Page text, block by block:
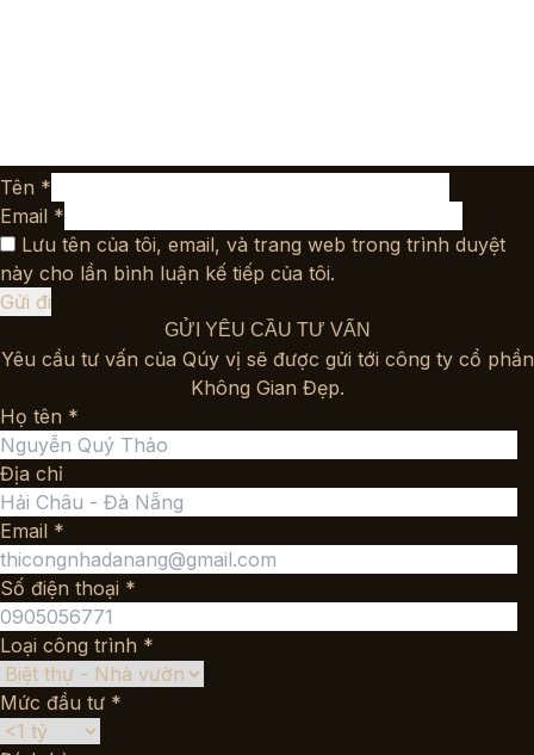
Tên *
Email *
Lưu tên của tôi, email, và trang web trong trình duyệt
này cho lần bình luận kế tiếp của tôi.
GỬI YÊU CẦU TƯ VẤN
Yêu cầu tư vấn của Qúy vị sẽ được gửi tới công ty cổ phần
Không Gian Đẹp.
Họ tên *
Địa chỉ
Email *
Số điện thoại *
Loại công trình *
Mức đầu tư *